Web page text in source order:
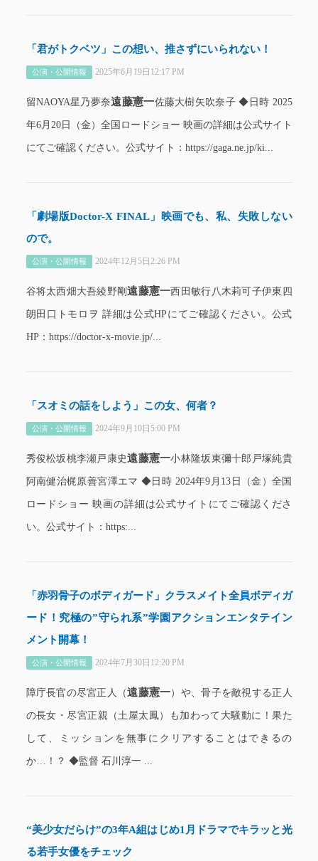
「君がトクベツ」この想い、推さずにいられない！
公演・公開情報 2025年6月19日12:17 PM
留NAOYA星乃夢奈遠藤憲一佐藤大樹矢吹奈子 ◆日時 2025
年6月20日（金）全国ロードショー 映画の詳細は公式サイト
にてご確認ください。公式サイト：https://gaga.ne.jp/ki...
「劇場版Doctor-X FINAL」映画でも、私、失敗しない
ので。
公演・公開情報 2024年12月5日2:26 PM
谷将太西畑大吾綾野剛遠藤憲一西田敏行八木莉可子伊東四
朗田口トモロヲ 詳細は公式HPにてご確認ください。公式
HP：https://doctor-x-movie.jp/...
「スオミの話をしよう」この女、何者？
公演・公開情報 2024年9月10日5:00 PM
秀俊松坂桃李瀬戸康史遠藤憲一小林隆坂東彌十郎戸塚純貴
阿南健治梶原善宮澤エマ ◆日時 2024年9月13日（金）全国
ロードショー 映画の詳細は公式サイトにてご確認くださ
い。公式サイト：https:...
「赤羽骨子のボディガード」クラスメイト全員ボディガ
ード！究極の”守られ系”学園アクションエンタテイン
メント開幕！
公演・公開情報 2024年7月30日12:20 PM
障庁長官の尽宮正人（遠藤憲一）や、骨子を敵視する正人
の長女・尽宮正親（土屋太鳳）も加わって大騒動に！果た
して、ミッションを無事にクリアすることはできるの
か…！？ ◆監督 石川淳一 ...
“美少女だらけ”の3年A組はじめ1月ドラマでキラッと光
る若手女優をチェック